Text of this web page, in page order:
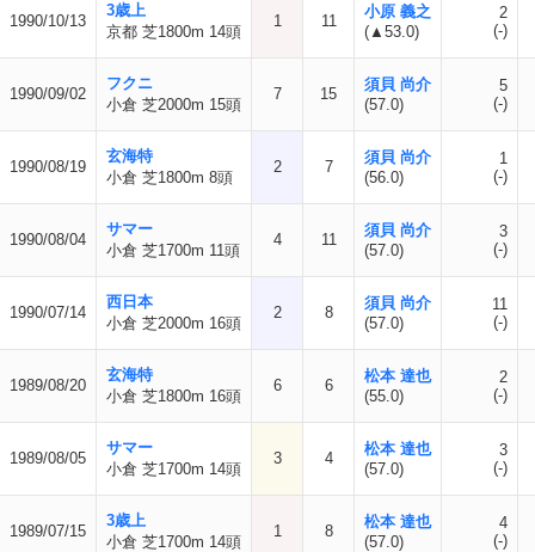
1990/10/13
3歳上
京都 芝1800m 14頭
1 11
小原 義之
(▲53.0)
2
(-)
1990/09/02
フクニ
小倉 芝2000m 15頭
7 15
須貝 尚介
(57.0)
5
(-)
1990/08/19
玄海特
小倉 芝1800m 8頭
2 7
須貝 尚介
(56.0)
1
(-)
1990/08/04
サマー
小倉 芝1700m 11頭
4 11
須貝 尚介
(57.0)
3
(-)
1990/07/14
西日本
小倉 芝2000m 16頭
2 8
須貝 尚介
(57.0)
11
(-)
1989/08/20
玄海特
小倉 芝1800m 16頭
6 6
松本 達也
(55.0)
2
(-)
1989/08/05
サマー
小倉 芝1700m 14頭
3 4
松本 達也
(57.0)
3
(-)
1989/07/15
3歳上
小倉 芝1700m 14頭
1 8
松本 達也
(57.0)
4
(-)